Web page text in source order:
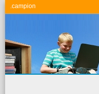
.campion